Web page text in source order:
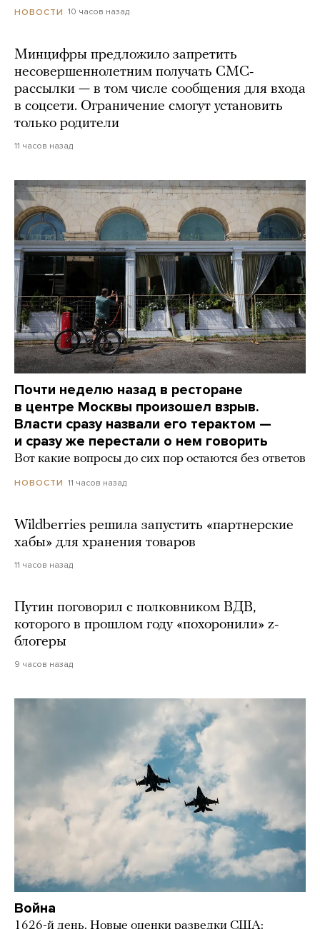
НОВОСТИ 10 часов назад
Минцифры предложило запретить
несовершеннолетним получать СМС-
рассылки — в том числе сообщения для входа
в соцсети. Ограничение смогут установить
только родители
11 часов назад
Почти неделю назад в ресторане
в центре Москвы произошел взрыв.
Власти сразу назвали его терактом —
и сразу же перестали о нем говорить
Вот какие вопросы до сих пор остаются без ответов
НОВОСТИ 11 часов назад
Wildberries решила запустить «партнерские
хабы» для хранения товаров
11 часов назад
Путин поговорил с полковником ВДВ,
которого в прошлом году «похоронили» z-
блогеры
9 часов назад
Война
1626-й день. Новые оценки разведки США: